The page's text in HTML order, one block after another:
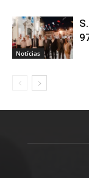
Notícias